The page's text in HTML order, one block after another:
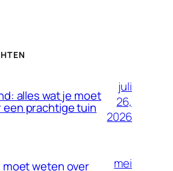
alles wat je moet
prachtige tuin
juli
26,
2026
moet weten over
mei